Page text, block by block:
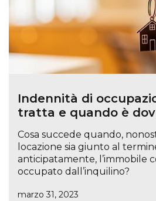
Indennità di
tratta e quando è
Cosa succede quando,
locazione sia giunto al
anticipatamente, l’immobile
occupato dall’inquilino?
marzo 31, 2023